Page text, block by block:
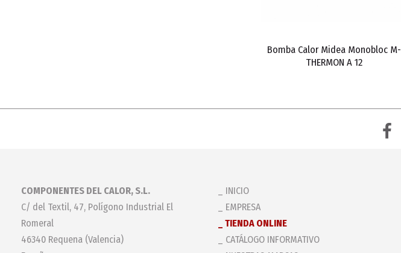
Bomba Calor Midea Monobloc M-
THERMON A 12
COMPONENTES DEL CALOR, S.L.
C/ del Textil, 47, Polígono Industrial El
Romeral
46340 Requena (Valencia)
INICIO
EMPRESA
TIENDA ONLINE
CATÁLOGO INFORMATIVO